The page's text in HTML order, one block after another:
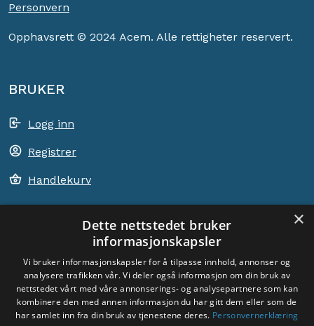
Personvern
Opphavsrett © 2024 Acem. Alle rettigheter reservert.
BRUKER
Logg inn
Registrer
Handlekurv
ACEM VERDEN OVER
VELG LAND
Dyade
×
Dette nettstedet bruker
informasjonskapsler
Vi bruker informasjonskapsler for å tilpasse innhold, annonser og
analysere trafikken vår. Vi deler også informasjon om din bruk av
nettstedet vårt med våre annonserings- og analysepartnere som kan
kombinere den med annen informasjon du har gitt dem eller som de
har samlet inn fra din bruk av tjenestene deres. Personvernerklæring